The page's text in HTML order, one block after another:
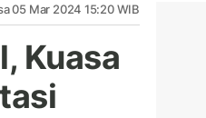
05 Mar 2024 15:20 WIB
Kuasa